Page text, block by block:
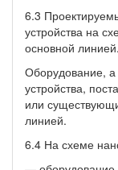
6.3
устройства на
основной линией.
Оборудование, а
устройства,
или
линией.
6.4 На схеме